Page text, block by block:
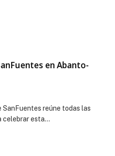
en Abanto-
SanFuentes reúne todas las
celebrar esta…